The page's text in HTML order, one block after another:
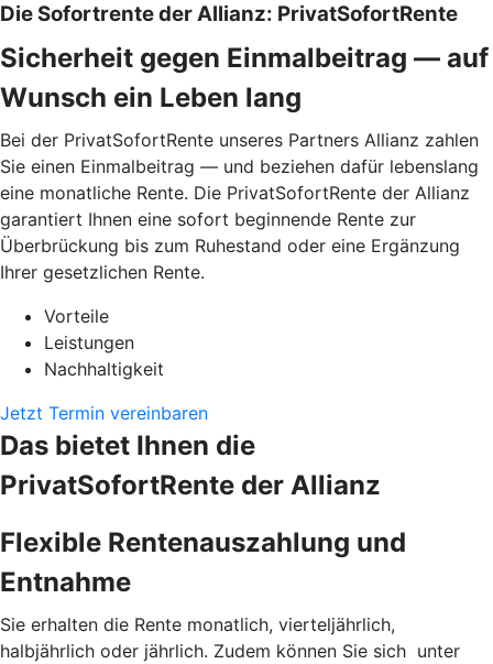
Die Sofortrente der Allianz: PrivatSofortRente
Sicherheit gegen Einmalbeitrag — auf
Wunsch ein Leben lang
Bei der PrivatSofortRente unseres Partners Allianz zahlen
Sie einen Einmalbeitrag — und beziehen dafür lebenslang
eine monatliche Rente. Die PrivatSofortRente der Allianz
garantiert Ihnen eine sofort beginnende Rente zur
Überbrückung bis zum Ruhestand oder eine Ergänzung
Ihrer gesetzlichen Rente.
Vorteile
Leistungen
Nachhaltigkeit
Jetzt Termin vereinbaren
Das bietet Ihnen die
PrivatSofortRente der Allianz
Flexible Rentenauszahlung und
Entnahme
Sie erhalten die Rente monatlich, vierteljährlich,
halbjährlich oder jährlich. Zudem können Sie sich unter